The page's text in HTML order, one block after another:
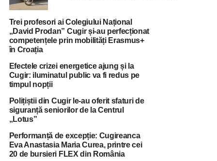
Trei profesori ai Colegiului Național
„David Prodan” Cugir și-au perfecționat
competențele prin mobilități Erasmus+
în Croația
Efectele crizei energetice ajung și la
Cugir: iluminatul public va fi redus pe
timpul nopții
Polițiștii din Cugir le-au oferit sfaturi de
siguranță seniorilor de la Centrul
„Lotus”
Performanță de excepție: Cugireanca
Eva Anastasia Maria Curea, printre cei
20 de bursieri FLEX din România